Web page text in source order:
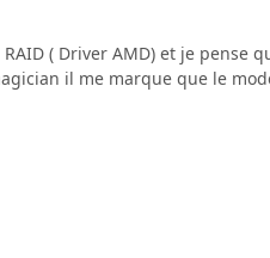
( Driver AMD) et je pense
il me marque que le